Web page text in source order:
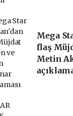
Mega
flaş
Metin